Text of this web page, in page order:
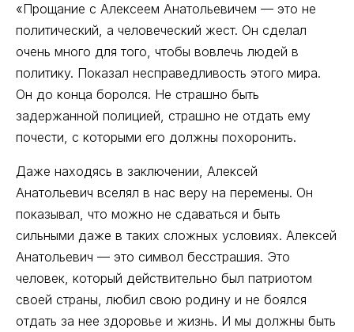
«Прощание с Алексеем Анатольевичем — это не
политический, а человеческий жест. Он сделал
очень много для того, чтобы вовлечь людей в
политику. Показал несправедливость этого мира.
Он до конца боролся. Не страшно быть
задержанной полицией, страшно не отдать ему
почести, с которыми его должны похоронить.
Даже находясь в заключении, Алексей
Анатольевич вселял в нас веру на перемены. Он
показывал, что можно не сдаваться и быть
сильными даже в таких сложных условиях. Алексей
Анатольевич — это символ бесстрашия. Это
человек, который действительно был патриотом
своей страны, любил свою родину и не боялся
отдать за нее здоровье и жизнь. И мы должны быть